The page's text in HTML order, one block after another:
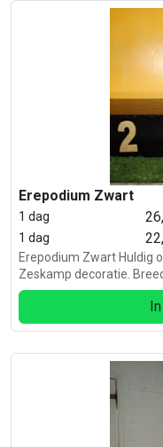
Erepodium Zwart
1 dag
1 dag
Erepodium Zwart Huldig
Zeskamp decoratie.